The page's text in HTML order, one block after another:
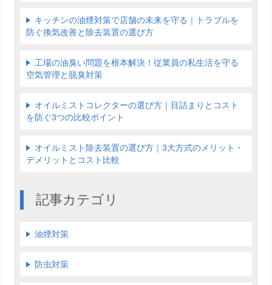
キッチンの油煙対策で店舗の未来を守る｜トラブルを
防ぐ換気改善と除去装置の選び方
工場の油臭い問題を根本解決！従業員の私生活を守る
空気管理と脱臭対策
オイルミストコレクターの選び方｜目詰まりとコスト
を防ぐ3つの比較ポイント
オイルミスト除去装置の選び方｜3大方式のメリット・
デメリットとコスト比較
記事カテゴリ
油煙対策
防虫対策